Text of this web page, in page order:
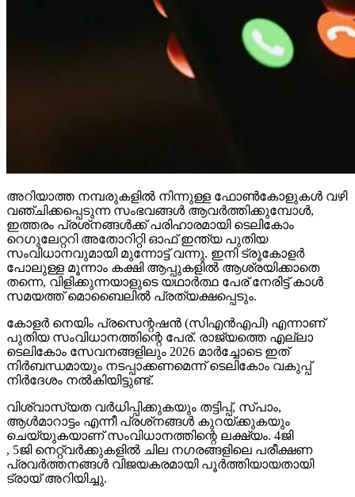
അറിയാത്ത നമ്പരുകളില്‍ നിന്നുള്ള ഫോണ്‍കോളുകള്‍ വഴി
വഞ്ചിക്കപ്പെടുന്ന സംഭവങ്ങള്‍ ആവര്‍ത്തിക്കുമ്പോള്‍,
ഇത്തരം പ്രശ്‌നങ്ങള്‍ക്ക് പരിഹാരമായി ടെലികോം
റെഗുലേറ്ററി അതോറിറ്റി ഓഫ് ഇന്ത്യ പുതിയ
സംവിധാനവുമായി മുന്നോട്ട് വന്നു. ഇനി ട്രൂകോളര്‍
പോലുള്ള മൂന്നാം കക്ഷി ആപ്പുകളില്‍ ആശ്രയിക്കാതെ
തന്നെ, വിളിക്കുന്നയാളുടെ യഥാര്‍ത്ഥ പേര് നേരിട്ട് കാള്‍
സമയത്ത് മൊബൈലില്‍ പ്രത്യക്ഷപ്പെടും.
കോളര്‍ നെയിം പ്രസെന്റഷന്‍ (സിഎന്‍എപി) എന്നാണ്
പുതിയ സംവിധാനത്തിന്റെ പേര്. രാജ്യത്തെ എല്ലാ
ടെലികോം സേവനങ്ങളിലും 2026 മാര്‍ച്ചോടെ ഇത്
നിര്‍ബന്ധമായും നടപ്പാക്കണമെന്ന് ടെലികോം വകുപ്പ്
നിര്‍ദേശം നല്‍കിയിട്ടുണ്ട്.
വിശ്വാസ്യത വര്‍ധിപ്പിക്കുകയും തട്ടിപ്പ്, സ്പാം,
ആള്‍മാറാട്ടം എന്നീ പ്രശ്‌നങ്ങള്‍ കുറയ്ക്കുകയും
ചെയ്യുകയാണ് സംവിധാനത്തിന്റെ ലക്ഷ്യം. 4ജി
, 5ജി നെറ്റ്വര്‍ക്കുകളില്‍ ചില നഗരങ്ങളിലെ പരീക്ഷണ
പ്രവര്‍ത്തനങ്ങള്‍ വിജയകരമായി പൂര്‍ത്തിയായതായി
ട്രായ് അറിയിച്ചു.